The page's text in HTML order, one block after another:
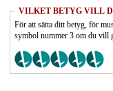
VILKET BETYG VILL
För att sätta ditt betyg, för
symbol nummer 3 om du vill